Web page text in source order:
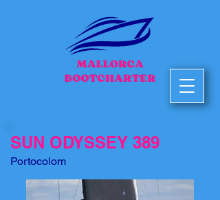
SUN ODYSSEY 389
Portocolom